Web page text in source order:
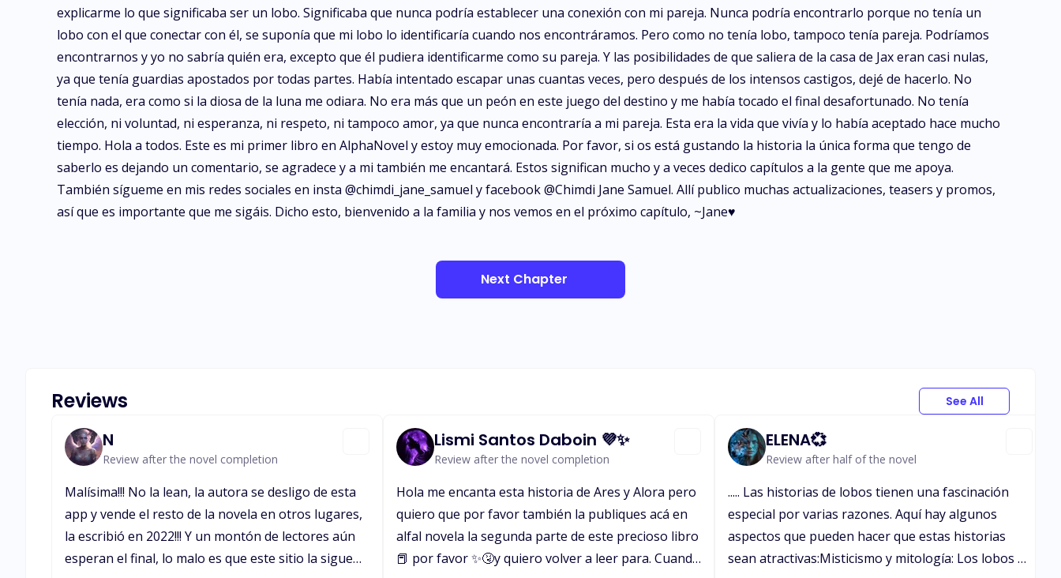
explicarme lo que significaba ser un lobo. Significaba que nunca podría establecer una conexión con mi pareja. Nunca podría encontrarlo porque no tenía un
lobo con el que conectar con él, se suponía que mi lobo lo identificaría cuando nos encontráramos. Pero como no tenía lobo, tampoco tenía pareja. Podríamos
encontrarnos y yo no sabría quién era, excepto que él pudiera identificarme como su pareja. Y las posibilidades de que saliera de la casa de Jax eran casi nulas,
ya que tenía guardias apostados por todas partes. Había intentado escapar unas cuantas veces, pero después de los intensos castigos, dejé de hacerlo. No
tenía nada, era como si la diosa de la luna me odiara. No era más que un peón en este juego del destino y me había tocado el final desafortunado. No tenía
elección, ni voluntad, ni esperanza, ni respeto, ni tampoco amor, ya que nunca encontraría a mi pareja. Esta era la vida que vivía y lo había aceptado hace mucho
tiempo. Hola a todos. Este es mi primer libro en AlphaNovel y estoy muy emocionada. Por favor, si os está gustando la historia la única forma que tengo de
saberlo es dejando un comentario, se agradece y a mi también me encantará. Estos significan mucho y a veces dedico capítulos a la gente que me apoya.
También sígueme en mis redes sociales en insta @chimdi_jane_samuel y facebook @Chimdi Jane Samuel. Allí publico muchas actualizaciones, teasers y promos,
así que es importante que me sigáis. Dicho esto, bienvenido a la familia y nos vemos en el próximo capítulo, ~Jane♥️
Next Chapter
Reviews See All
N
Review after the novel completion
Malísima!!! No la lean, la autora se desligo de esta
app y vende el resto de la novela en otros lugares,
la escribió en 2022!!! Y un montón de lectores aún
esperan el final, lo malo es que este sitio la sigue
Lismi Santos Daboin 💜✨
Review after the novel completion
Hola me encanta esta historia de Ares y Alora pero
quiero que por favor también la publiques acá en
alfal novela la segunda parte de este precioso libro
📕 por favor ✨🤧y quiero volver a leer para. Cuando
ELENA💞
Review after half of the novel
..... Las historias de lobos tienen una fascinación
especial por varias razones. Aquí hay algunos
aspectos que pueden hacer que estas historias
sean atractivas:Misticismo y mitología: Los lobos a